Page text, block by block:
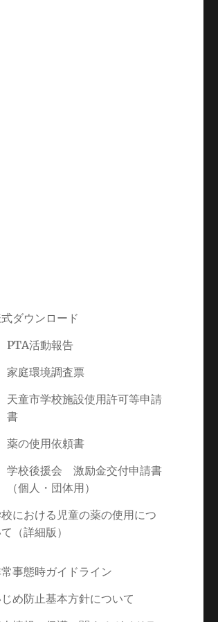
ダウンロード
PTA活動報告
家庭環境調査票
天童市学校施設使用許可等申請
書
薬の使用依頼書
学校後援会 激励金交付申請書
（個人・団体用）
における児童の薬の使用につ
（詳細版）
事態時ガイドライン
め防止基本方針について